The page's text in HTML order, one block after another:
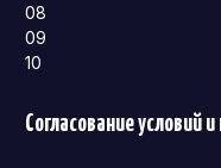
08
09
10
Согласование условий